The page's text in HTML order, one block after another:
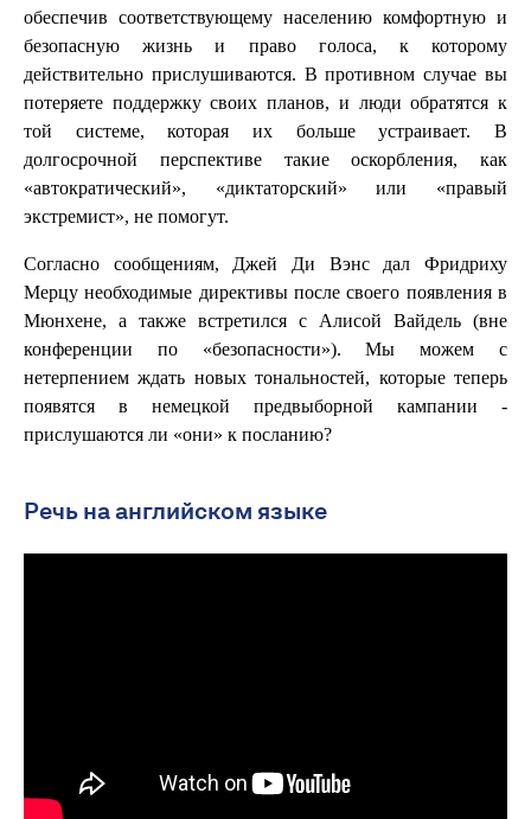
обеспечив соответствующему населению комфортную и
безопасную жизнь и право голоса, к которому
действительно прислушиваются. В противном случае вы
потеряете поддержку своих планов, и люди обратятся к
той системе, которая их больше устраивает. В
долгосрочной перспективе такие оскорбления, как
«автократический», «диктаторский» или «правый
экстремист», не помогут.
Согласно сообщениям, Джей Ди Вэнс дал Фридриху
Мерцу необходимые директивы после своего появления в
Мюнхене, а также встретился с Алисой Вайдель (вне
конференции по «безопасности»). Мы можем с
нетерпением ждать новых тональностей, которые теперь
появятся в немецкой предвыборной кампании -
прислушаются ли «они» к посланию?
Речь на английском языке